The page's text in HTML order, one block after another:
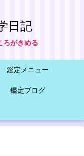
日記
ろがきめる
鑑定メニュー
鑑定ブログ